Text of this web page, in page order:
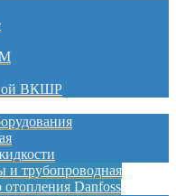
ВКШР
и трубопроводная
отопления Danfoss